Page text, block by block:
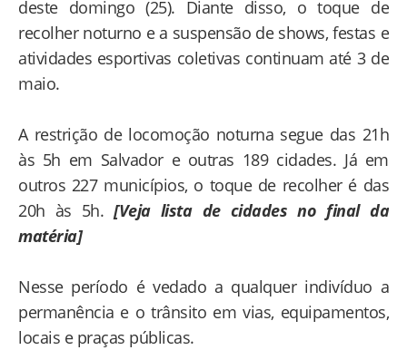
deste domingo (25). Diante disso, o toque de
recolher noturno e a suspensão de shows, festas e
atividades esportivas coletivas continuam até 3 de
maio.
A restrição de locomoção noturna segue das 21h
às 5h em Salvador e outras 189 cidades. Já em
outros 227 municípios, o toque de recolher é das
20h às 5h.[Veja lista de cidades no final da
matéria]
Nesse período é vedado a qualquer indivíduo a
permanência e o trânsito em vias, equipamentos,
locais e praças públicas.